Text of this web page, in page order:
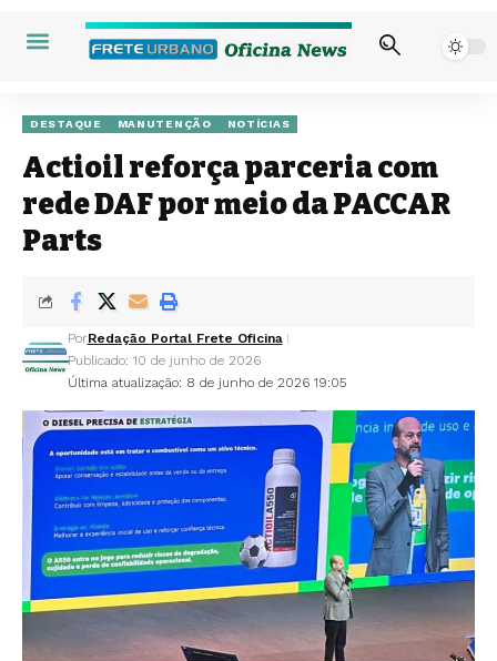
DESTAQUE MANUTENÇÃO NOTÍCIAS
Actioil reforça parceria com
rede DAF por meio da PACCAR
Parts
Última atualização: 8 de junho de 2026 19:05
PorRedação Portal Frete Oficina
Publicado: 10 de junho de 2026